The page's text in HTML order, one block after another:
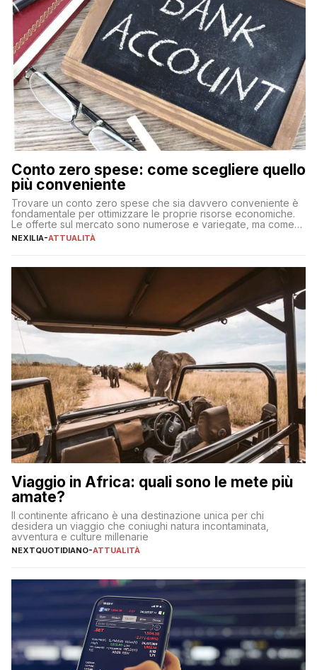
Conto zero spese: come scegliere quello
più conveniente
Trovare un conto zero spese che sia davvero conveniente è
fondamentale per ottimizzare le proprie risorse economiche.
Le offerte sul mercato sono numerose e variegate, ma come
individuare quella più adatta alle proprie esigenze senza
sul […]
NEXILIA-ATTUALITÀ
Viaggio in Africa: quali sono le mete più
amate?
Il continente africano è una destinazione unica per chi
desidera un viaggio che coniughi natura incontaminata,
avventura e culture millenarie
NEXTQUOTIDIANO-ATTUALITÀ